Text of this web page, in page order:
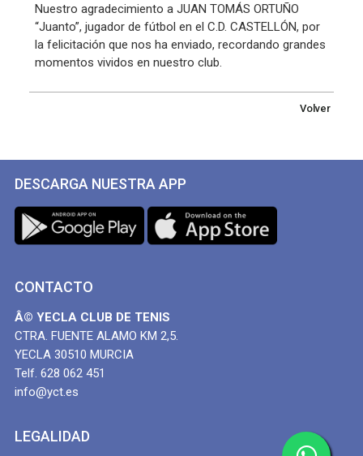
Nuestro agradecimiento a JUAN TOMÁS ORTUÑO
“Juanto”, jugador de fútbol en el C.D. CASTELLÓN, por
la felicitación que nos ha enviado, recordando grandes
momentos vividos en nuestro club.
Volver
DESCARGA NUESTRA APP
CONTACTO
Â© YECLA CLUB DE TENIS
CTRA. FUENTE ALAMO KM 2,5.
YECLA 30510 MURCIA
Telf. 628 062 451
info@yct.es
LEGALIDAD